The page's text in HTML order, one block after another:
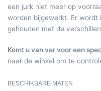
een jurk niet meer op
worden bijgewerkt. Er wordt
gehouden met de
Komt u van ver voor een
naar de winkel om te
BESCHIKBARE MATEN